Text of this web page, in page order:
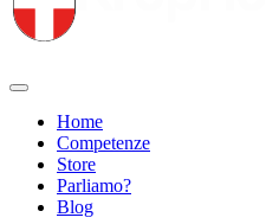
Home
Competenze
Store
Parliamo?
Blog